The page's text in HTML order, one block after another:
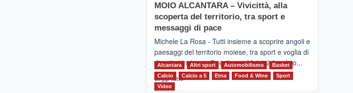
Torna
la
Supermaratona
MOIO ALCANTARA – Vivicittà, alla
scoperta del territorio, tra sport e
messaggi di pace
Michele La Rosa - Tutti insieme a scoprire angoli e
paesaggi del territorio moiese, tra sport e voglia di
divertirsi insieme. Quest'anno Vivicittà ha visto...
Leggi tuttoLeggi
Alcantara Altri sport Automobilismo
Basket
Calcio
Calcio a 5 Etna Food & Wine
Sport
Video